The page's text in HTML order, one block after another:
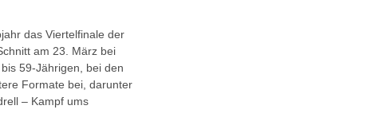
das Viertelfinale der
am 23. März bei
59-Jährigen, bei den
Formate bei, darunter
– Kampf ums